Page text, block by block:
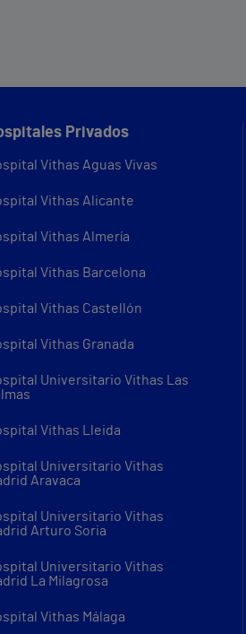
Privados
Vithas Aguas Vivas
Vithas Alicante
Vithas Almería
Vithas Barcelona
Vithas Castellón
Vithas Granada
Universitario Vithas Las
Vithas Lleida
Universitario Vithas
Aravaca
Universitario Vithas
Arturo Soria
Universitario Vithas
La Milagrosa
Vithas Málaga